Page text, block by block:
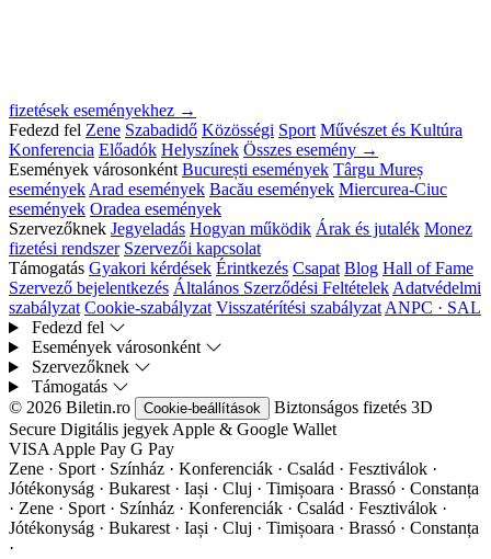
fizetések eseményekhez →
Fedezd fel Zene Szabadidő Közösségi Sport Művészet és Kultúra
Konferencia Előadók Helyszínek Összes esemény →
Események városonként București események Târgu Mureș
események Arad események Bacău események Miercurea-Ciuc
események Oradea események
Szervezőknek Jegyeladás Hogyan működik Árak és jutalék Monez
fizetési rendszer Szervezői kapcsolat
Támogatás Gyakori kérdések Érintkezés Csapat Blog Hall of Fame
Szervező bejelentkezés Általános Szerződési Feltételek Adatvédelmi
szabályzat Cookie-szabályzat Visszatérítési szabályzat ANPC · SAL
Fedezd fel
Események városonként
Szervezőknek
Támogatás
© 2026 Biletin.ro
Cookie-beállítások Biztonságos fizetés 3D
Secure Digitális jegyek Apple & Google Wallet
VISA Apple Pay G Pay
Zene · Sport · Színház · Konferenciák · Család · Fesztiválok ·
Jótékonyság · Bukarest · Iași · Cluj · Timișoara · Brassó · Constanța
· Zene · Sport · Színház · Konferenciák · Család · Fesztiválok ·
Jótékonyság · Bukarest · Iași · Cluj · Timișoara · Brassó · Constanța
·